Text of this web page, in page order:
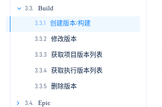
1.3.2
1.4.1
1.4.2
1.4.3
1.5.
1.5.1
1.5.2
1.5.3
1.6.1
1.6.2
1.6.3
1.7.1
1.7.2
1.7.3
1.7.4
1.8.1
1.8.2
1.8.3
2.3.1
2.3.2
2.4.
2.4.1
2.4.2
2.4.3
2.4.4
2.4.5
2.4.6
2.5.1
2.5.2
2.5.3
2.5.4
2.5.5
2.6.1
2.6.2
2.6.3
2.6.4
2.7.1
2.7.2
2.7.3
2.8.1
2.8.2
2.9.1
2.10.
3.2.1
3.2.2
3.2.3
3.2.4
3.2.5
3.2.6
3.2.7
3.3. Build
3.3.1 创建版本/构建
3.3.2 修改版本
3.3.3 获取项目版本列表
3.3.4 获取执行版本列表
3.3.5 删除版本
3.4. Epic